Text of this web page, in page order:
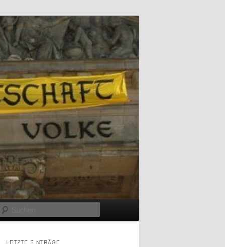
LETZTE EINTRÄGE